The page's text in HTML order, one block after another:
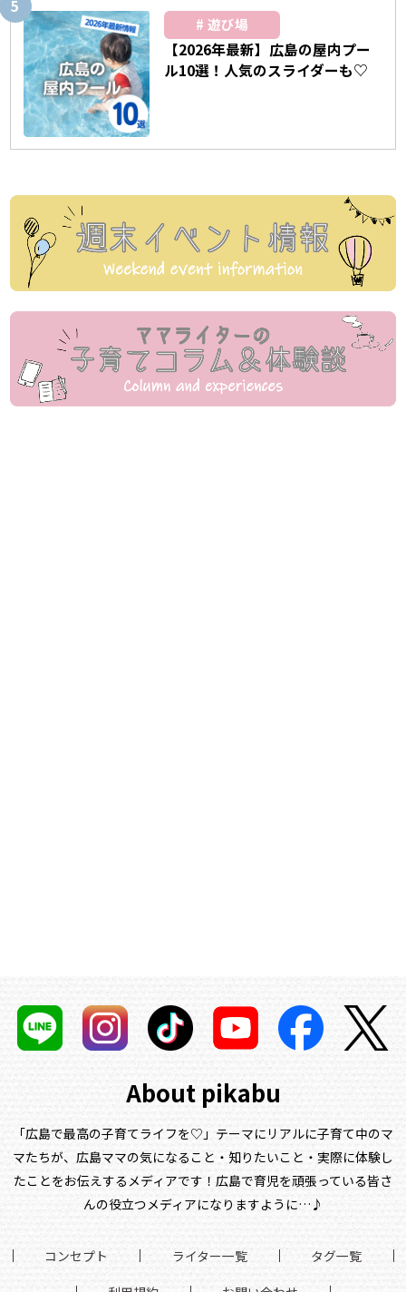
遊び場
【2026年最新】広島の屋内プー
ル10選！人気のスライダーも♡
About pikabu
「広島で最高の子育てライフを♡」テーマにリアルに子育て中のマ
マたちが、 広島ママの気になること・知りたいこと・実際に体験し
たことをお伝えするメディアです！ 広島で育児を頑張っている皆さ
んの役立つメディアになりますように…♪
コンセプト ライター一覧 タグ一覧